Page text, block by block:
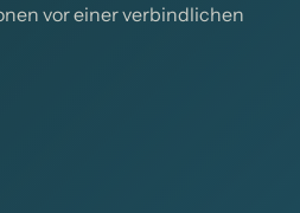
vor einer verbindlichen